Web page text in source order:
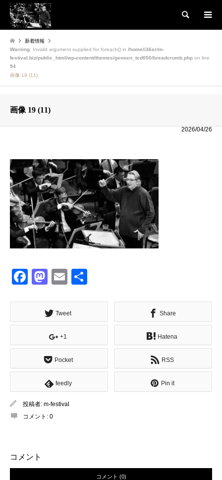
検索
新着情報
Warning: Invalid argument supplied for foreach() in /home/i36sr/m-
festival.biz/public_html/wp-content/themes/gensen_tcd050/breadcrumb.php on line
94
画像 19 (11)
画像 19 (11)
2026/04/26
Facebook
Mastodon
Email
Tweet Share
+1 Hatena
Pocket RSS
feedly Pin it
投稿者: m-festival
コメント: 0
コメント
コメント (0)